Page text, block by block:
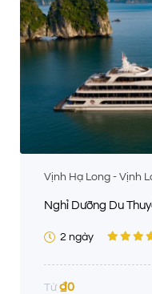
Vịnh Hạ Long - Vịnh
Nghỉ Dưỡng Du
2 ngày
Từ ₫0